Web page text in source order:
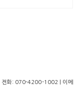
| 전화: 070-4200-1002 | 이메